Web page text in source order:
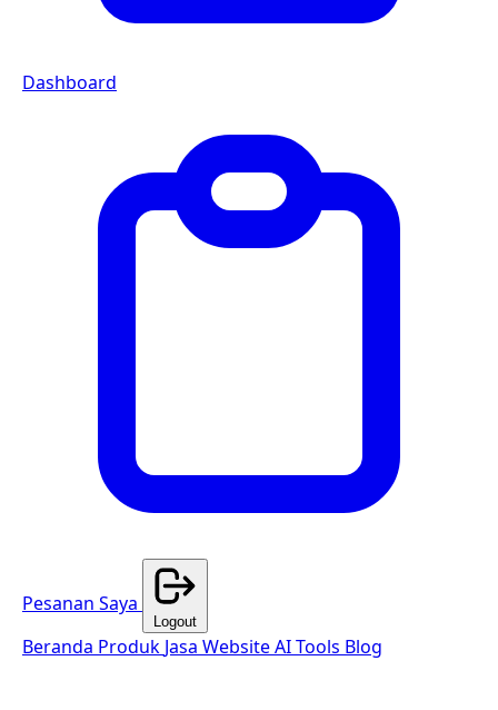
Dashboard
Pesanan Saya
Logout
Beranda Produk Jasa WebsiteAI Tools Blog